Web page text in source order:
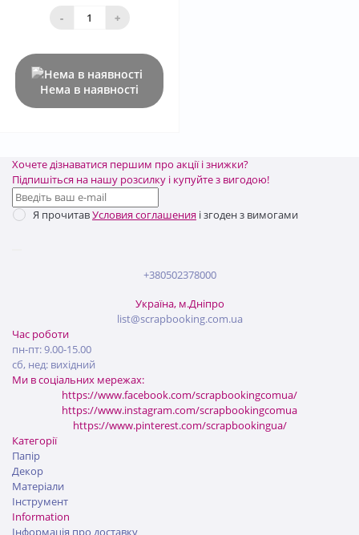
- +
Нема в наявності
Хочете дізнаватися першим про акції і знижки?
Підпишіться на нашу розсилку і купуйте з вигодою!
Я прочитавУсловия соглашения і згоден з вимогами
+380502378000
Україна, м.Дніпро
list@scrapbooking.com.ua
Категорії
Папір
Декор
Матеріали
Інструмент
Information
Інформація про доставку
Час роботи
пн-пт: 9.00-15.00
сб, нед: вихідний
Ми в соціальних мережах:
https://www.facebook.com/scrapbookingcomua/
https://www.instagram.com/scrapbookingcomua
https://www.pinterest.com/scrapbookingua/